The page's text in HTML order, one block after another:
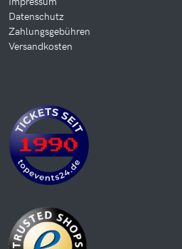
Datenschutz
Zahlungsgebühren
Versandkosten